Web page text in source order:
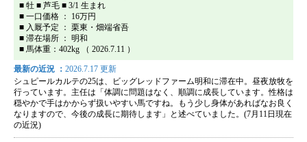
■ 牡 ■ 芦毛 ■ 3/1 生まれ
■ 一口価格 ： 16万円
■ 入厩予定 ： 栗東・畑端省吾
■ 滞在場所 ： 明和
■ 馬体重：402kg （ 2026.7.11 ）
最新の近況 ： 2026.7.17 更新
シュピールカルテの25は、ビッグレッドファーム明和に滞在中。昼夜放牧を
行っています。主任は「体調に問題はなく、順調に成長しています。性格は
穏やかで手はかからず扱いやすい馬ですね。もう少し身体があればなお良く
なりますので、今後の成長に期待します」と述べていました。(7月11日現在
の近況)